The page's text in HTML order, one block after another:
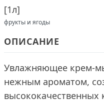
[1л]
фрукты и ягоды
ОПИСАНИЕ
Увлажняющее крем-
нежным ароматом,
высококачественных